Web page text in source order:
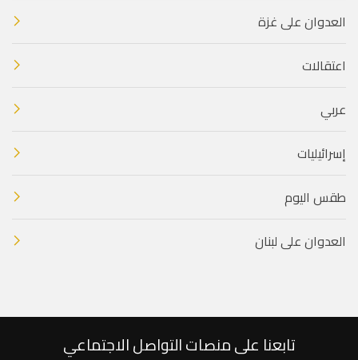
العدوان على غزة
اعتقالات
عربي
إسرائيليات
طقس اليوم
العدوان على لبنان
تابعنا على منصات التواصل الاجتماعي